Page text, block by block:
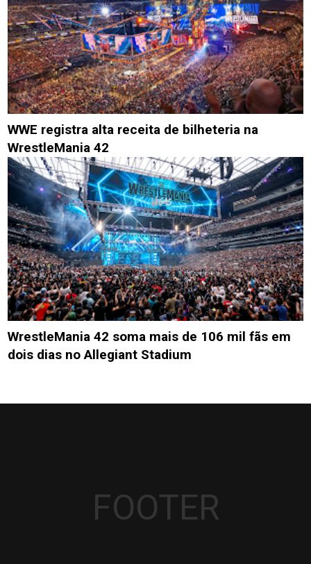
WWE registra alta receita de bilheteria na
WrestleMania 42
WrestleMania 42 soma mais de 106 mil fãs em
dois dias no Allegiant Stadium
FOOTER